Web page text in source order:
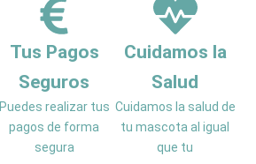
Tus Pagos
Seguros
Puedes realizar tus
pagos de forma
segura
Cuidamos la
Salud
Cuidamos la salud de
tu mascota al igual
que tu